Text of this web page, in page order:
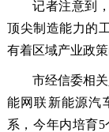
记者注意到
顶尖制造能力的
有着区域产业政策
市经信委相
能网联新能源汽
系，今年内培育